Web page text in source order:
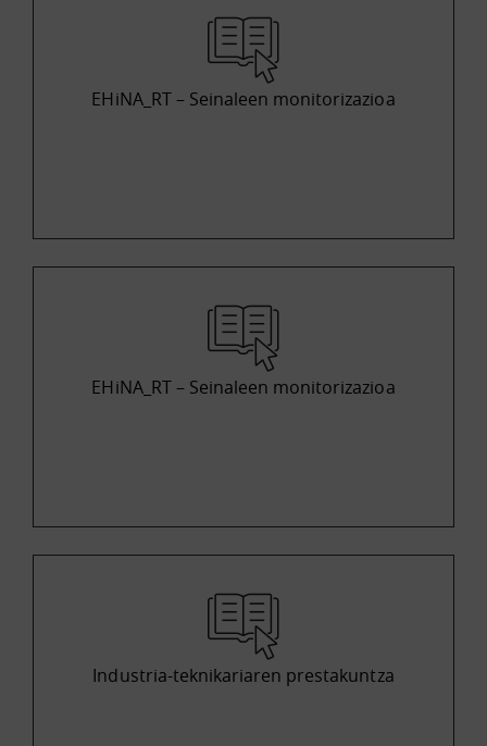
EHiNA_RT – Seinaleen monitorizazioa
EHiNA_RT – Seinaleen monitorizazioa
Industria-teknikariaren prestakuntza